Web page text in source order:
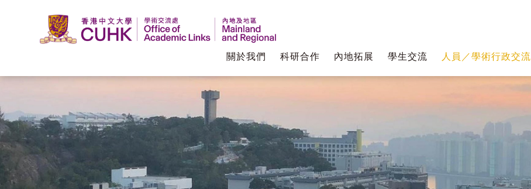
關於我們 科研合作 內地拓展 學生交流 人員／學術行政交流
香
港
中
文